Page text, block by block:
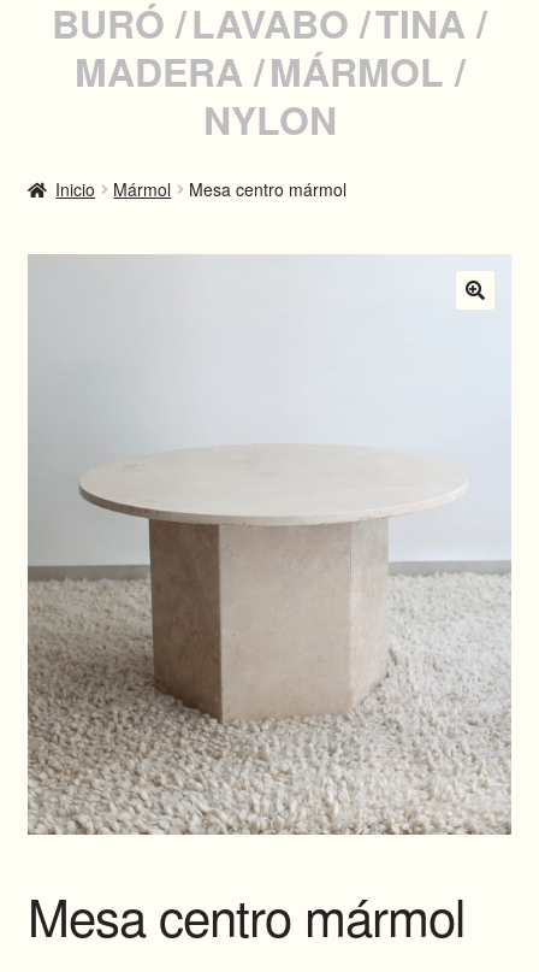
INSTAGRAM
ENGLISH
BURÓ LAVABO TINA
MADERA MÁRMOL
NYLON
Inicio Mármol Mesa centro mármol
Mesa centro mármol